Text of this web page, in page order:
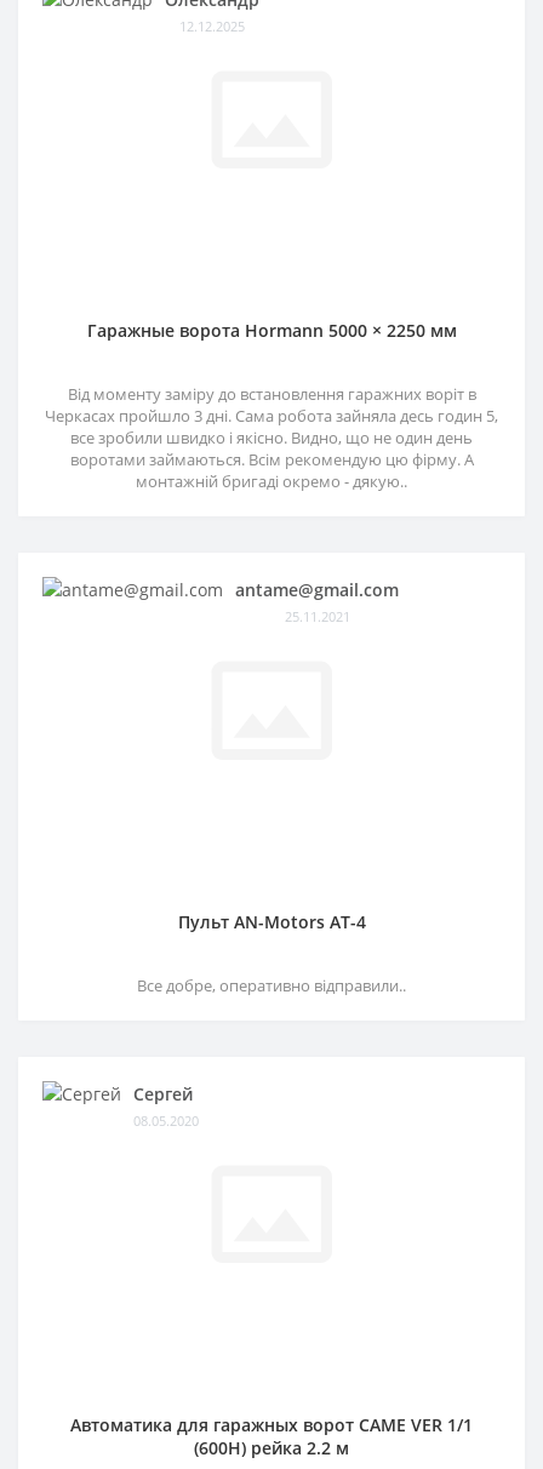
12.12.2025
Гаражные ворота Hormann 5000 × 2250 мм
Від моменту заміру до встановлення гаражних воріт в
Черкасах пройшло 3 дні. Сама робота зайняла десь годин 5,
все зробили швидко і якісно. Видно, що не один день
воротами займаються. Всім рекомендую цю фірму. А
монтажній бригаді окремо - дякую..
antame@gmail.com
25.11.2021
Пульт AN-Motors AT-4
Все добре, оперативно відправили..
Сергей
08.05.2020
Автоматика для гаражных ворот CAME VER 1/1
(600H) рейка 2.2 м